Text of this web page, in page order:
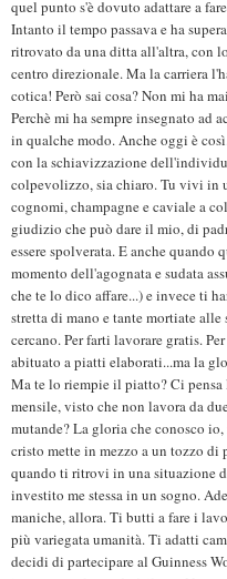
quel punto s'è dovuto adattare a
Intanto il tempo passava e ha
ritrovato da una ditta all'altra, con
centro direzionale. Ma la carriera
cotica! Però sai cosa? Non mi ha
Perchè mi ha sempre insegnato ad
in qualche modo. Anche oggi è
con la schiavizzazione
colpevolizzo, sia chiaro. Tu vivi in
cognomi, champagne e caviale a
giudizio che può dare il mio, di
essere spolverata. E anche
momento dell'agognata e sudata
che te lo dico affare...) e invece ti
stretta di mano e tante mortiate
cercano. Per farti lavorare gratis.
abituato a piatti elaborati...ma la
Ma te lo riempie il piatto? Ci pensa
mensile, visto che non lavora da
mutande? La gloria che conosco
cristo mette in mezzo a un tozzo di
quando ti ritrovi in una situazione
investito me stessa in un sogno.
maniche, allora. Ti butti a fare i
più variegata umanità. Ti adatti
decidi di partecipare al Guinness